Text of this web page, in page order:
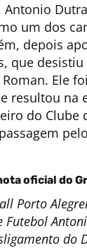
Antonio
um dos
depois
que
Ele
resultou na
do Clube
oficial do
Porto
Futebol
do